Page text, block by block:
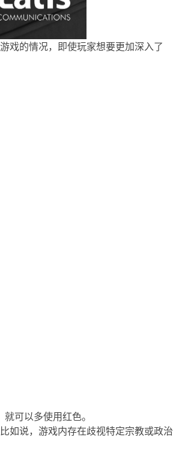
戏的情况，即使玩家想要更加深入了
可以多使用红色。
如说，游戏内存在歧视特定宗教或政治